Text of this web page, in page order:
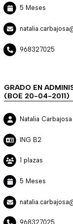
5 Meses
968327025
GRADO EN
(BOE 20-04-2011)
Natalia
ING B2
1 plazas
5 Meses
968327025